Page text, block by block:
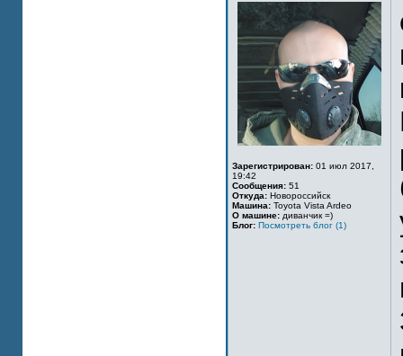
Зарегистрирован: 01 июл 2017,
19:42
Сообщения: 51
Откуда: Новороссийск
Машина: Toyota Vista Ardeo
О машине: диванчик =)
Блог: Посмотреть блог (1)